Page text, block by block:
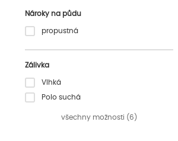
Nároky na půdu
propustná
Zálivka
Vlhká
Polo suchá
všechny možnosti (6)